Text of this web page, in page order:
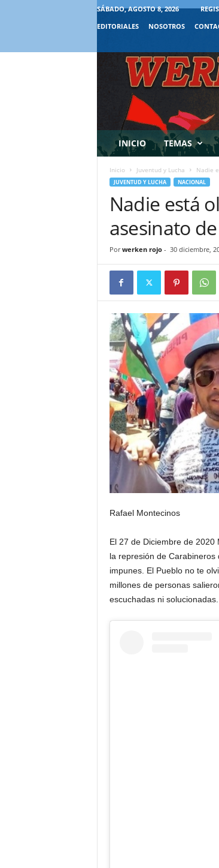
SÁBADO, AGOSTO 8, 2026
EDITORIALES
NOSOTROS
INICIO TEMAS
Inicio Juventud y Lucha Nadie
JUVENTUD Y LUCHA NACIONAL
Nadie está
asesinato
Por werken rojo- 30 diciembre,
Rafael Montecinos
El 27 de Diciembre de
la represión de Carabineros
impunes. El Pueblo no te
millones de personas
escuchadas ni solucionadas.